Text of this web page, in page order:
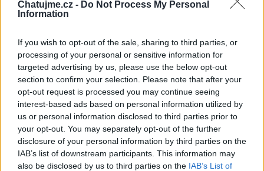
Chatujme.cz - Do Not Process My Personal
Information
If you wish to opt-out of the sale, sharing to third parties, or
processing of your personal or sensitive information for
targeted advertising by us, please use the below opt-out
section to confirm your selection. Please note that after your
opt-out request is processed you may continue seeing
interest-based ads based on personal information utilized by
us or personal information disclosed to third parties prior to
your opt-out. You may separately opt-out of the further
disclosure of your personal information by third parties on the
IAB’s list of downstream participants. This information may
also be disclosed by us to third parties on the IAB’s List of
"La route de l'enfer est pavé de bonnes
intentions." :o)
Poslední 3 příspěvky na mé zdi
je-suis-ici (před 4 lety)